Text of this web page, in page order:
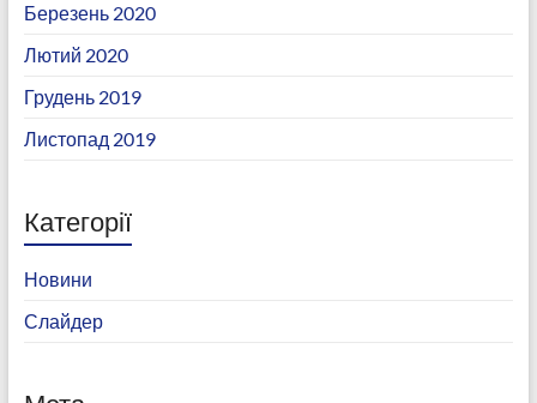
Березень 2020
Лютий 2020
Грудень 2019
Листопад 2019
Категорії
Новини
Слайдер